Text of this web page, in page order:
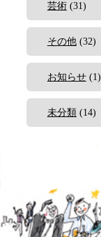
芸術(31)
その他(32)
お知らせ(1)
未分類(14)